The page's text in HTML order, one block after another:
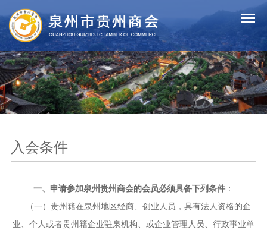
入会条件
一、申请参加泉州贵州商会的会员必须具备下列条件 ：
（一）贵州籍在泉州地区经商、创业人员，具有法人资格的企
业、个人或者贵州籍企业驻泉机构、或企业管理人员、行政事业单